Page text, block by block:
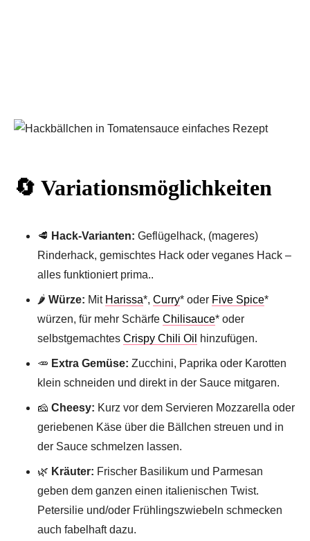
🔄 Variationsmöglichkeiten
🥩 Hack-Varianten: Geflügelhack, (mageres)
Rinderhack, gemischtes Hack oder veganes Hack –
alles funktioniert prima..
🌶 Würze: Mit Harissa*, Curry* oder Five Spice*
würzen, für mehr Schärfe Chilisauce* oder
selbstgemachtes Crispy Chili Oil hinzufügen.
🥕 Extra Gemüse: Zucchini, Paprika oder Karotten
klein schneiden und direkt in der Sauce mitgaren.
🧀 Cheesy: Kurz vor dem Servieren Mozzarella oder
geriebenen Käse über die Bällchen streuen und in
der Sauce schmelzen lassen.
🌿 Kräuter: Frischer Basilikum und Parmesan
geben dem ganzen einen italienischen Twist.
Petersilie und/oder Frühlingszwiebeln schmecken
auch fabelhaft dazu.